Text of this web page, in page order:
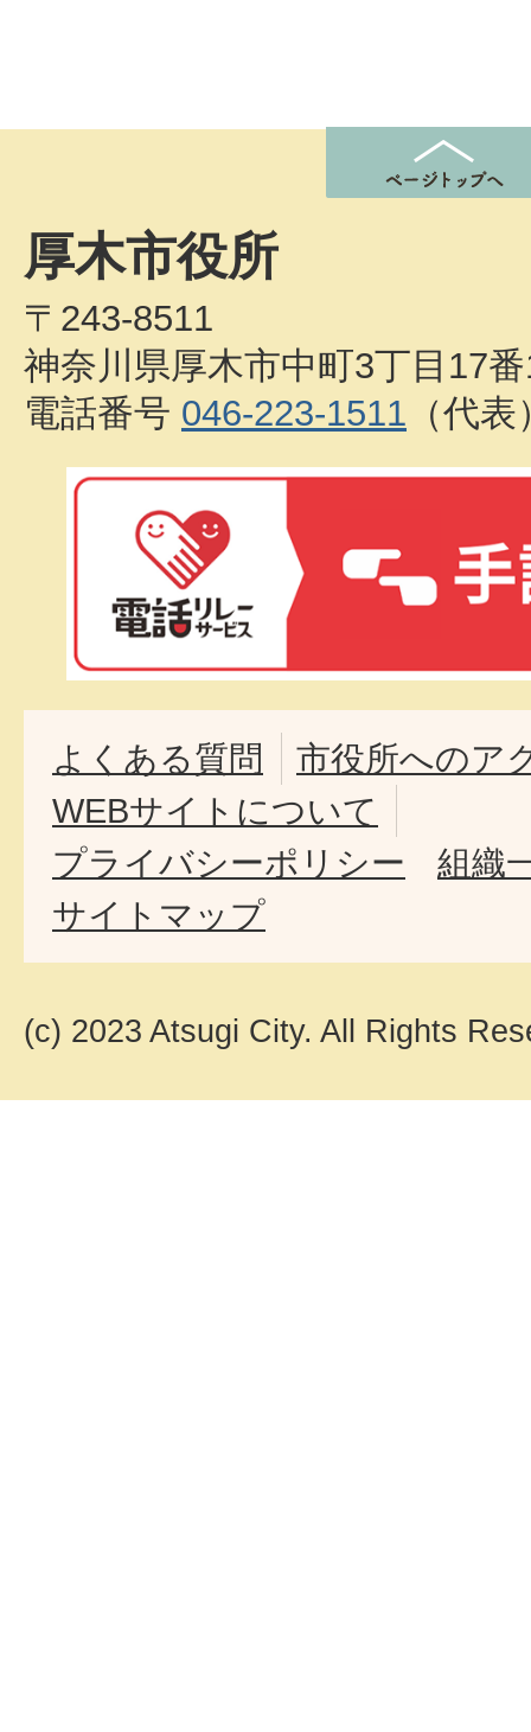
厚木市役所
〒243-8511
神奈川県厚木市中町3丁目17
電話番号 046-223-1511 （代表
よくある質問
市役所へのア
WEBサイトについて
プライバシーポリシー
組織
サイトマップ
(c) 2023 Atsugi City. All Rights